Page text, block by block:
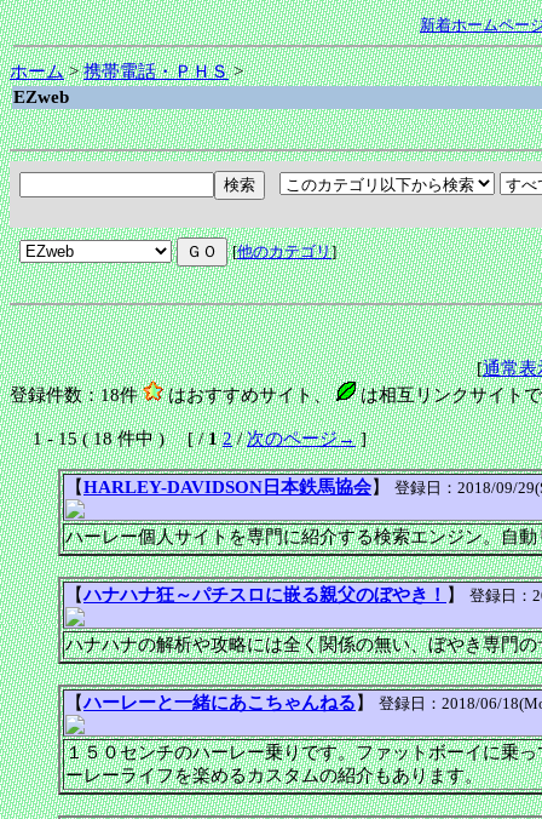
新着ホームペー
ホーム>携帯電話・ＰＨＳ>
EZweb
[他のカテゴリ]
[通常表
登録件数：18件
はおすすめサイト、 は相互リンクサイト
1 - 15 ( 18 件中 ) [ /1 2/次のページ→]
【HARLEY-DAVIDSON日本鉄馬協会】 登録日：2018/09/
ハーレー個人サイトを専門に紹介する検索エンジン。自
【ハナハナ狂～パチスロに嵌る親父のぼやき！ 】 登録日：
ハナハナの解析や攻略には全く関係の無い、ぼやき専門
【ハーレーと一緒にあこちゃんねる 】 登録日：2018/06/
１５０センチのハーレー乗りです。ファットボーイに乗
ーレーライフを楽めるカスタムの紹介もあります。